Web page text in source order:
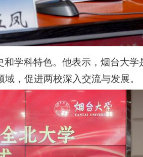
学科特色。他表示，烟台大学
，促进两校深入交流与发展。